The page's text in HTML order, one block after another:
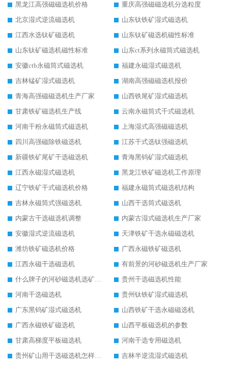
黑龙江高强磁磁选机价格
重庆高强磁磁选机分选粒度
北京湿式逆流磁选机
山东钛铁矿湿式磁选机
江西水选钛矿磁选机
山东钛矿磁选机磁性标准
山东钛矿磁选机磁性标准
山东ct系列永磁筒式磁选机
安徽ctb永磁筒式磁选机
福建永磁湿式磁选机
吉林锰矿湿式磁选机
湖南高强磁磁选机报价
青海高强磁磁选机生产厂家
山西铁尾矿湿式磁选机
甘肃铁矿磁选机生产线
云南永磁筒式干式磁选机
河南干粉永磁筒式磁选机
上海湿式高强磁磁选机
四川高强磁除铁磁选机
江苏干式选钛强磁选机
新疆铁矿尾矿干选磁选机
青海黑钨矿湿式磁选机
江西永磁湿式磁选机
黑龙江铁矿磁选机工作原理
辽宁铁矿干式磁选机价格
福建永磁筒式磁选机结构
吉林永磁筒式强磁选机
山西干选筒式磁选机
内蒙古干选磁选机调整
内蒙古湿式磁选机生产厂家
安徽湿式逆流磁选机
天津铁矿干选永磁磁选机
潍坊铁矿磁选机价格
广西永磁铁矿磁选机
江西永磁干选磁选机
有前景的河砂磁选机生产厂家
什么牌子的河砂磁选机选矿效果好
贵州干选磁选机性能
河南干选磁选机
贵州钛铁矿湿式磁选机
广东黑钨矿湿式磁选机
山西铁矿干选永磁磁选机
广西永磁铁矿磁选机
山西平板磁选机的参数
甘肃高梯度平板磁选机
河南干选专用磁选机
贵州矿山用干选磁选机怎样调磁
吉林半逆流湿式磁选机